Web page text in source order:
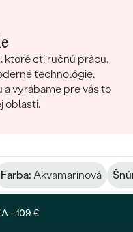
ktoré ctí ručnú prácu,
technológie.
a vyrábame pre vás to
oblasti.
Farba: Akvamarínová
-109 €